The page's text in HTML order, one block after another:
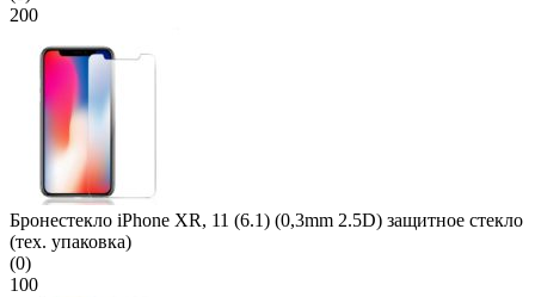
200
Бронестекло iPhone XR, 11 (6.1) (0,3mm 2.5D) защитное стекло
(тех. упаковка)
(0)
100